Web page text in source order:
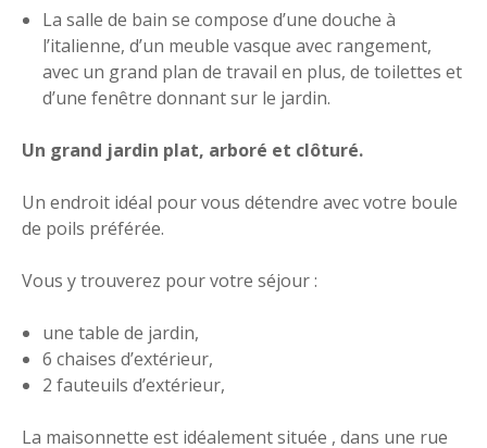
La salle de bain se compose d’une douche à
l’italienne, d’un meuble vasque avec rangement,
avec un grand plan de travail en plus, de toilettes et
d’une fenêtre donnant sur le jardin.
Un grand jardin plat, arboré et clôturé.
Un endroit idéal pour vous détendre avec votre boule
de poils préférée.
Vous y trouverez pour votre séjour :
une table de jardin,
6 chaises d’extérieur,
2 fauteuils d’extérieur,
La maisonnette est idéalement située , dans une rue